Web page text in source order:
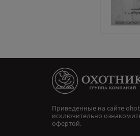
Приведенные на сайте
исключительно
офертой.